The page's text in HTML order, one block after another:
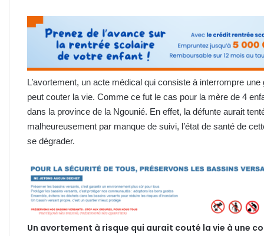
L’avortement, un acte médical qui consiste à interrompre
peut couter la vie. Comme ce fut le cas pour la mère de 4
dans la province de la Ngounié. En effet, la défunte aurait
malheureusement par manque de suivi, l’état de santé de
se dégrader.
Un avortement à risque qui aurait couté la vie à une